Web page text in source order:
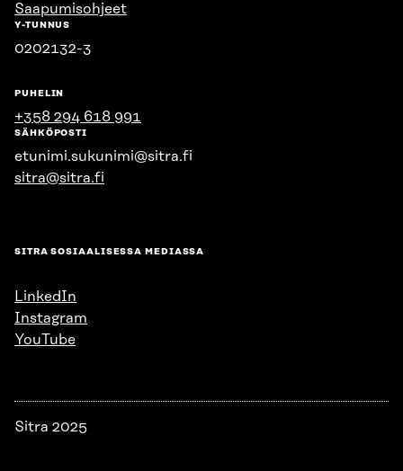
Saapumisohjeet
Y-TUNNUS
0202132-3
PUHELIN
+358 294 618 991
SÄHKÖPOSTI
etunimi.sukunimi@sitra.fi
sitra@sitra.fi
SITRA SOSIAALISESSA MEDIASSA
LinkedIn
Instagram
YouTube
Sitra 2025